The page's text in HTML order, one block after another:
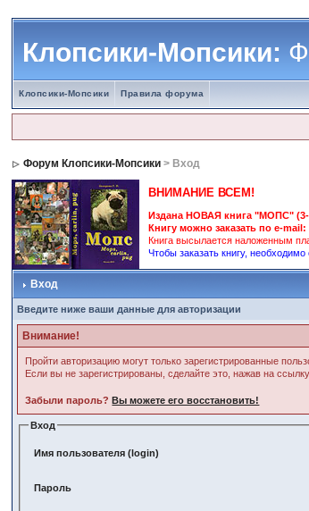
Клопсики-Мопсики:
Клопсики-Мопсики Правила форума
Форум Клопсики-Мопсики > Вход
ВНИМАНИЕ ВСЕМ!
Издана НОВАЯ книга "МОПС" (3-
Книгу можно заказать по e-mail:
Книга высылается наложенным
Чтобы заказать книгу,
Вход
Введите ниже ваши данные для авторизации
Внимание!
Пройти авторизацию могут только зарегистрированные
Если вы не зарегистрированы, сделайте это, нажав на
Забыли пароль?Вы можете его восстановить!
Вход
Имя пользователя (login)
Пароль